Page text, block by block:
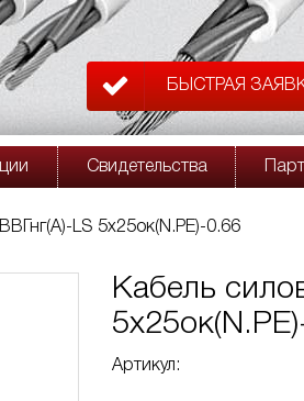
БЫСТРАЯ
Свидетельства
LS 5х25ок(N.PE)-0.66
Кабель
Артикул: